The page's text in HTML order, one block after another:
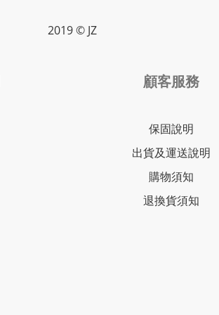
2019 © JZ
顧客服務
保固說明
出貨及運送說明
購物須知
退換貨須知